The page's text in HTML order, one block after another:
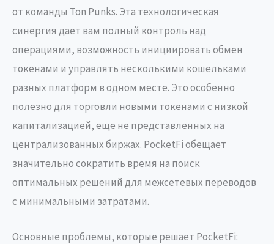
от команды Ton Punks. Эта технологическая
синергия дает вам полный контроль над
операциями, возможность инициировать обмен
токенами и управлять несколькими кошельками
разных платформ в одном месте. Это особенно
полезно для торговли новыми токенами с низкой
капитализацией, еще не представленных на
централизованных биржах. PocketFi обещает
значительно сократить время на поиск
оптимальных решений для межсетевых переводов
с минимальными затратами.
Основные проблемы, которые решает PocketFi: